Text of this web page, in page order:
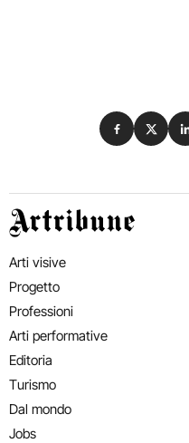
Condividi su
Artribune
Arti visive
Progetto
Professioni
Arti performative
Editoria
Turismo
Dal mondo
Jobs